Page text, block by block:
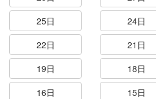
25日
24日
22日
21日
19日
18日
16日
15日